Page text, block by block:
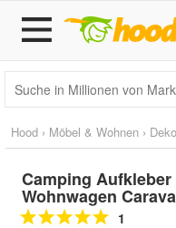
Hood › Möbel & Wohnen ›
Camping
Wohnwagen
1